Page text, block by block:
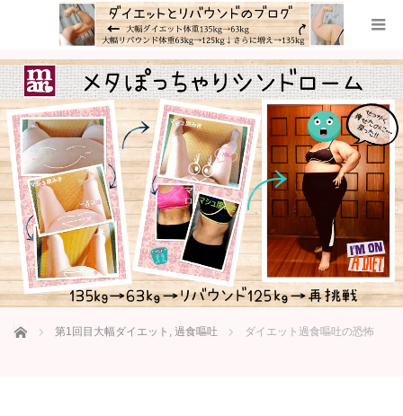
ホーム 第1回目大幅ダイエット , 過食嘔吐 ダイエット過食嘔吐の恐怖